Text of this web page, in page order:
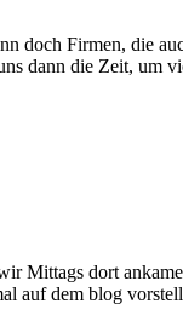
doch Firmen, die
dann die Zeit, um
Mittags dort
auf dem blog